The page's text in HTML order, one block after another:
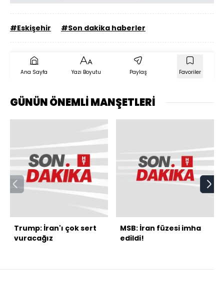
#Eskişehir #Son dakika haberler
Ana Sayfa Yazı Boyutu Paylaş Favoriler
GÜNÜN ÖNEMLİ MANŞETLERİ
Trump: İran'ı çok sert
vuracağız
MSB: İran füzesi imha
edildi!